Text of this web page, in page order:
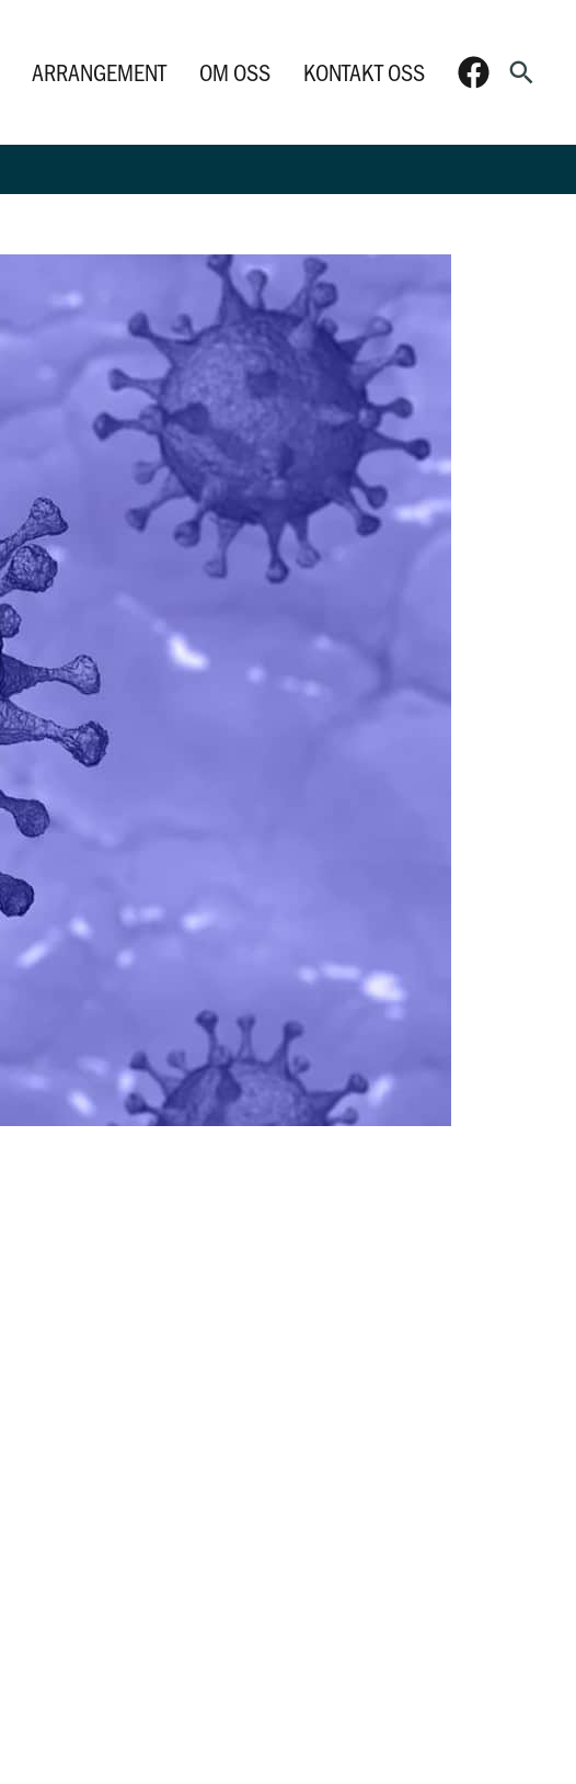
ARRANGEMENT OM OSS KONTAKT OSS Søk